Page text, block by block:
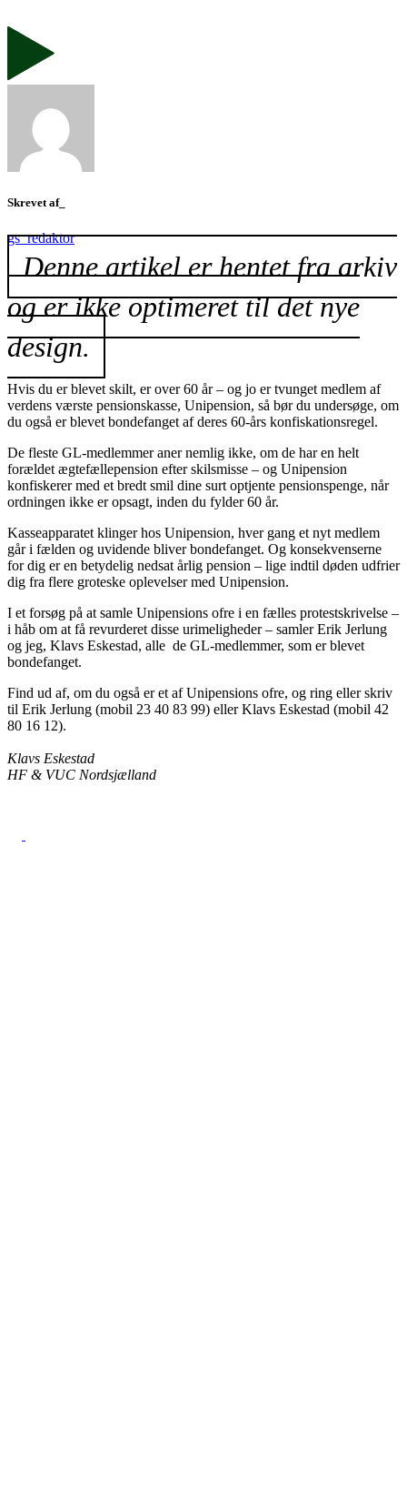
Skrevet af_
gs_redaktor
Denne artikel er hentet fra arkiv
og er ikke optimeret til det nye
design.
Hvis du er blevet skilt, er over 60 år – og jo er tvunget medlem af
verdens værste pensionskasse, Unipension, så bør du undersøge, om
du også er blevet bondefanget af deres 60-års konfiskationsregel.
De fleste GL-medlemmer aner nemlig ikke, om de har en helt
forældet ægtefællepension efter skilsmisse – og Unipension
konfiskerer med et bredt smil dine surt optjente pensionspenge, når
ordningen ikke er opsagt, inden du fylder 60 år.
Kasseapparatet klinger hos Unipension, hver gang et nyt medlem
går i fælden og uvidende bliver bondefanget. Og konsekvenserne
for dig er en betydelig nedsat årlig pension – lige indtil døden udfrier
dig fra flere groteske oplevelser med Unipension.
I et forsøg på at samle Unipensions ofre i en fælles protestskrivelse –
i håb om at få revurderet disse urimeligheder – samler Erik Jerlung
og jeg, Klavs Eskestad, alle de GL-medlemmer, som er blevet
bondefanget.
Find ud af, om du også er et af Unipensions ofre, og ring eller skriv
til Erik Jerlung (mobil 23 40 83 99) eller Klavs Eskestad (mobil 42
80 16 12).
Klavs Eskestad
HF & VUC Nordsjælland